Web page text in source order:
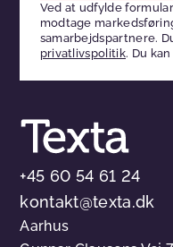
dette
felt
tomt
Ved at udfylde
modtage
samarbejdspartnere.
privatlivspolitik. Du
+45 60 54 61 24
kontakt@texta.dk
Aarhus